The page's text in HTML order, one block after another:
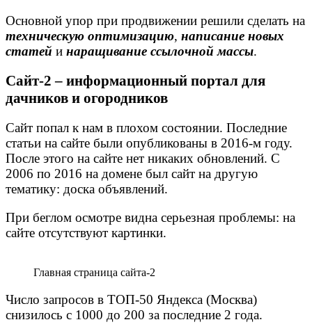
Основной упор при продвижении решили сделать на
техническую оптимизацию, написание новых
статей и наращивание ссылочной массы.
Сайт-2 – информационный портал для
дачников и огородников
Сайт попал к нам в плохом состоянии. Последние
статьи на сайте были опубликованы в 2016-м году.
После этого на сайте нет никаких обновлений. C
2006 по 2016 на домене был сайт на другую
тематику: доска объявлений.
При беглом осмотре видна серьезная проблемы: на
сайте отсутствуют картинки.
Главная страница сайта-2
Число запросов в ТОП-50 Яндекса (Москва)
снизилось с 1000 до 200 за последние 2 года.